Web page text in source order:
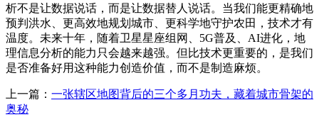
析不是让数据说话，而是让数据替人说话。当我们能更精确地
预判洪水、更高效地规划城市、更科学地守护农田，技术才有
温度。未来十年，随着卫星星座组网、5G普及、AI进化，地
理信息分析的能力只会越来越强。但比技术更重要的，是我们
是否准备好用这种能力创造价值，而不是制造麻烦。
上一篇： 一张辖区地图背后的三个多月功夫，藏着城市骨架的
奥秘